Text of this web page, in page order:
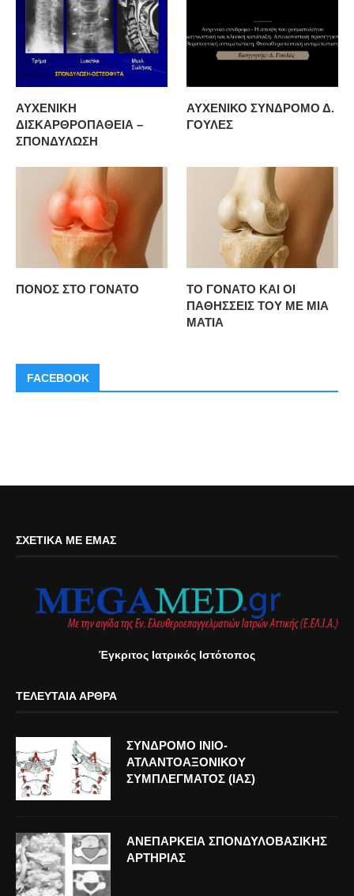
ΑΥΧΕΝΙΚΗ
ΔΙΣΚΑΡΘΡΟΠΑΘΕΙΑ –
ΣΠΟΝΔΥΛΩΣΗ
ΑΥΧΕΝΙΚΟ ΣΥΝΔΡΟΜΟ Δ.
ΓΟΥΛΕΣ
ΠΟΝΟΣ ΣΤΟ ΓΟΝΑΤΟ
ΤΟ ΓΟΝΑΤΟ ΚΑΙ ΟΙ
ΠΑΘΗΣΣΕΙΣ ΤΟΥ ΜΕ ΜΙΑ
ΜΑΤΙΑ
FACEBOOK
ΣΧΕΤΙΚΆ ΜΕ ΕΜΆΣ
Έγκριτος Ιατρικός Ιστότοπος
ΤΕΛΕΥΤΑΊΑ ΆΡΘΡΑ
ΣΥΝΔΡΟΜΟ ΙΝΙΟ-
ΑΤΛΑΝΤΟΑΞΟΝΙΚΟΥ
ΣΥΜΠΛΕΓΜΑΤΟΣ (ΙΑΣ)
ΑΝΕΠΑΡΚΕΙΑ ΣΠΟΝΔΥΛΟΒΑΣΙΚΗΣ
ΑΡΤΗΡΙΑΣ